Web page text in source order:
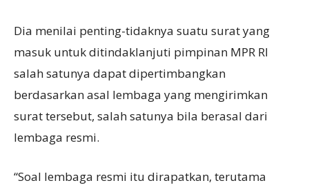
Dia menilai penting-tidaknya suatu surat yang
masuk untuk ditindaklanjuti pimpinan MPR RI
salah satunya dapat dipertimbangkan
berdasarkan asal lembaga yang mengirimkan
surat tersebut, salah satunya bila berasal dari
lembaga resmi.
“Soal lembaga resmi itu dirapatkan, terutama